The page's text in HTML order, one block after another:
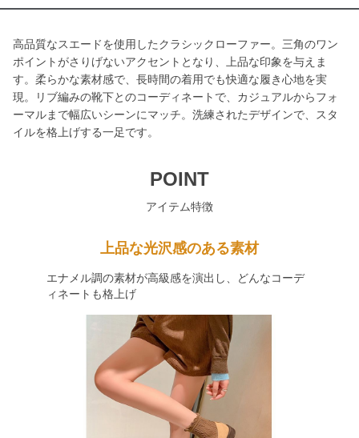
高品質なスエードを使用したクラシックローファー。三角のワン
ポイントがさりげないアクセントとなり、上品な印象を与えま
す。柔らかな素材感で、長時間の着用でも快適な履き心地を実
現。リブ編みの靴下とのコーディネートで、カジュアルからフォ
ーマルまで幅広いシーンにマッチ。洗練されたデザインで、スタ
イルを格上げする一足です。
POINT
アイテム特徴
上品な光沢感のある素材
エナメル調の素材が高級感を演出し、どんなコーデ
ィネートも格上げ